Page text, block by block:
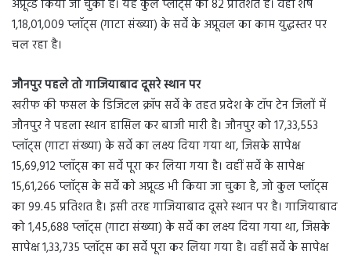
अप्रूव्ड किया जा चुका है। यह कुल प्लॉट्स का 82 प्रतिशत है। वहीं शेष
1,18,01,009 प्लॉट्स (गाटा संख्या) के सर्वे के अप्रूवल का काम युद्धस्तर पर
चल रहा है।
जौनपुर पहले तो गाजियाबाद दूसरे स्थान पर
खरीफ की फसल के डिजिटल क्रॉप सर्वे के तहत प्रदेश के टॉप टेन जिलों में
जौनपुर ने पहला स्थान हासिल कर बाजी मारी है। जौनपुर को 17,33,553
प्लॉट्स (गाटा संख्या) के सर्वे का लक्ष्य दिया गया था, जिसके सापेक्ष
15,69,912 प्लॉट्स का सर्वे पूरा कर लिया गया है। वहीं सर्वे के सापेक्ष
15,61,266 प्लॉट्स के सर्वे काे अप्रूव्ड भी किया जा चुका है, जो कुल प्लॉट्स
का 99.45 प्रतिशत है। इसी तरह गाजियाबाद दूसरे स्थान पर है। गाजियाबाद
को 1,45,688 प्लॉट्स (गाटा संख्या) के सर्वे का लक्ष्य दिया गया था, जिसके
सापेक्ष 1,33,735 प्लॉट्स का सर्वे पूरा कर लिया गया है। वहीं सर्वे के सापेक्ष